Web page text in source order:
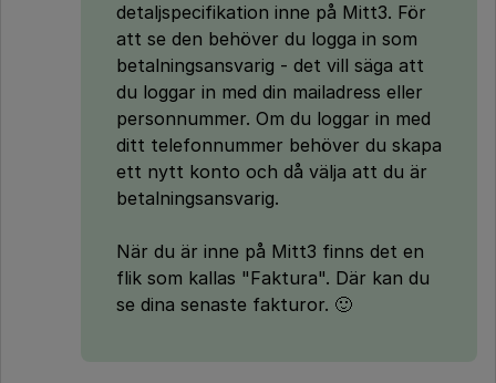
detaljspecifikation inne på Mitt3. För
att se den behöver du logga in som
betalningsansvarig - det vill säga att
du loggar in med din mailadress eller
personnummer. Om du loggar in med
ditt telefonnummer behöver du skapa
ett nytt konto och då välja att du är
betalningsansvarig.
När du är inne på Mitt3 finns det en
flik som kallas "Faktura". Där kan du
se dina senaste fakturor. 🙂